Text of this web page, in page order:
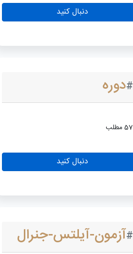
دنبال کنید
#دوره
57 مطلب
دنبال کنید
#آزمون-آیلتس-جنرال